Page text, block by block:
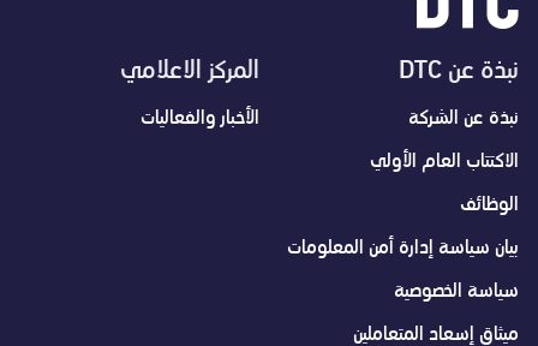
نبذة عن DTC
نبذة عن الشركة
الاكتتاب العام الأولي
الوظائف
بيان سياسة إدارة أمن المعلومات
سياسة الخصوصية
ميثاق إسعاد المتعاملين
المركز الاعلامي
الأخبار والفعاليات